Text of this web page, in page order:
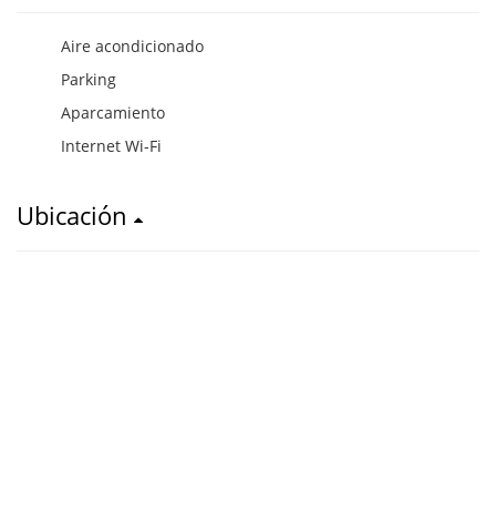
Aire acondicionado
Parking
Aparcamiento
Internet Wi-Fi
Ubicación